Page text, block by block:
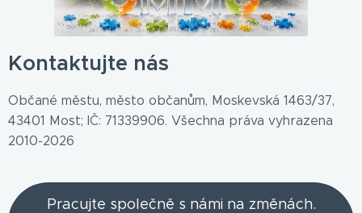
Kontaktujte nás
Občané městu, město občanům, Moskevská 1463/37,
43401 Most; IČ: 71339906. Všechna práva vyhrazena
2010-2026
Pracujte společně s námi na změnách.